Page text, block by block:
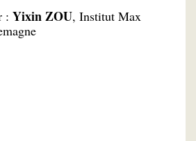
: Yixin ZOU, Institut Max